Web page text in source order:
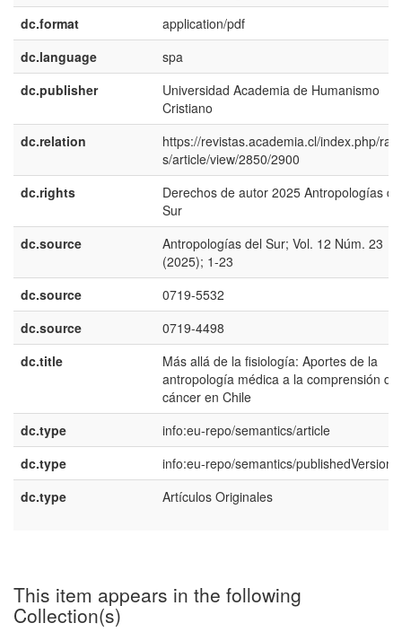
dc.format
application/pdf
dc.language
spa
dc.publisher
Universidad Academia de Humanismo
Cristiano
dc.relation
https://revistas.academia.cl/index.php/
s/article/view/2850/2900
dc.rights
Derechos de autor 2025 Antropologías
Sur
dc.source
Antropologías del Sur; Vol. 12 Núm. 23
(2025); 1-23
dc.source
0719-5532
dc.source
0719-4498
dc.title
Más allá de la fisiología: Aportes de la
antropología médica a la comprensión del
cáncer en Chile
dc.type
info:eu-repo/semantics/article
dc.type
info:eu-repo/semantics/publishedVersion
dc.type
Artículos Originales
This item appears in the following
Collection(s)